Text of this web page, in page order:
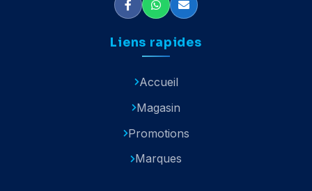
Liens rapides
Accueil
Magasin
Promotions
Marques